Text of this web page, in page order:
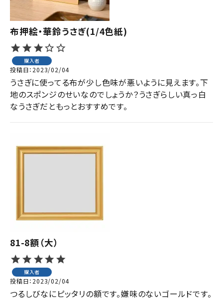
布押絵・華鈴うさぎ(1/4色紙)
購入者
投稿日 2023/02/04
うさぎに使ってる布が少し色味が悪いように見えます。下
地のスポンジのせいなのでしょうか？うさぎらしい真っ白
なうさぎだともっとおすすめです。
81-8額（大）
購入者
投稿日 2023/02/04
つるしびなにピッタリの額です。嫌味のないゴールドです。